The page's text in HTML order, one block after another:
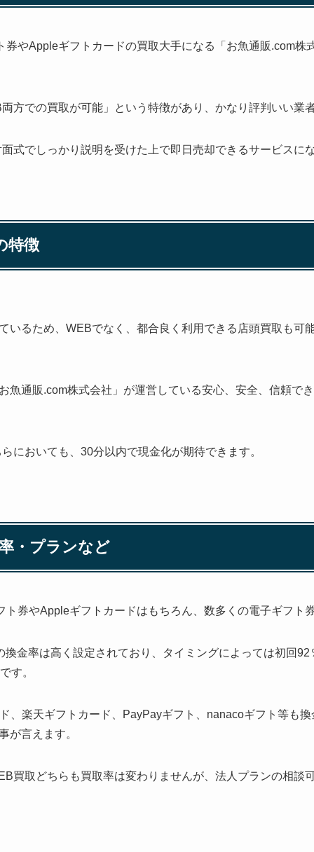
券やAppleギフトカードの買取大手になる「お魚通販.com株
方での買取が可能」という特徴があり、かなり評判いい業
式でしっかり説明を受けた上で即日売却できるサービスに
特徴
いるため、WEBでなく、都合良く利用できる店頭買取も可
魚通販.com株式会社」が運営している安心、安全、信頼で
においても、30分以内で現金化が期待できます。
・プランなど
ト券やAppleギフトカードはもちろん、数多くの電子ギフト
金率は高く設定されており、タイミングによっては初回
す。
、楽天ギフトカード、PayPayギフト、nanacoギフト等も
が言えます。
買取どちらも買取率は変わりませんが、法人プランの相談